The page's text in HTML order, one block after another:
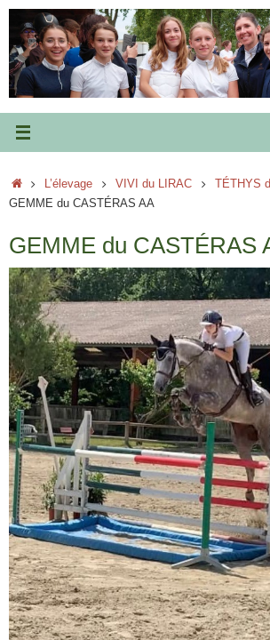
Passer
contenu
AccueilL’élevage VIVI du LIRAC
TÉTHYS
GEMME du CASTÉRAS AA
GEMME du CASTÉRAS